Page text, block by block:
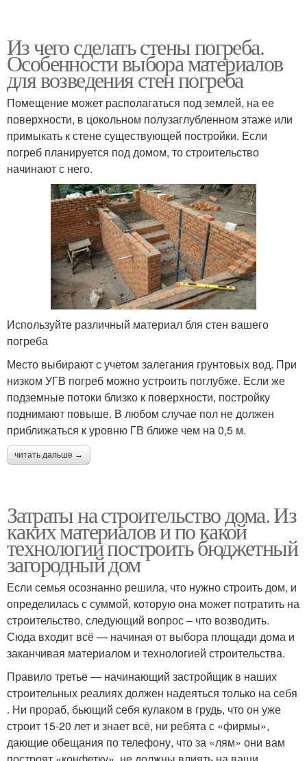
Из чего сделать стены погреба.
Особенности выбора материалов
для возведения стен погреба
Помещение может располагаться под землей, на ее
поверхности, в цокольном полузаглубленном этаже или
примыкать к стене существующей постройки. Если
погреб планируется под домом, то строительство
начинают с него.
Используйте различный материал бля стен вашего
погреба
Место выбирают с учетом залегания грунтовых вод. При
низком УГВ погреб можно устроить поглубже. Если же
подземные потоки близко к поверхности, постройку
поднимают повыше. В любом случае пол не должен
приближаться к уровню ГВ ближе чем на 0,5 м.
читать дальше →
Затраты на строительство дома. Из
каких материалов и по какой
технологии построить бюджетный
загородный дом
Если семья осознанно решила, что нужно строить дом, и
определилась с суммой, которую она может потратить на
строительство, следующий вопрос – что возводить.
Сюда входит всё — начиная от выбора площади дома и
заканчивая материалом и технологией строительства.
Правило третье — начинающий застройщик в наших
строительных реалиях должен надеяться только на себя
. Ни прораб, бьющий себя кулаком в грудь, что он уже
строит 15-20 лет и знает всё, ни ребята с «фирмы»,
дающие обещания по телефону, что за «лям» они вам